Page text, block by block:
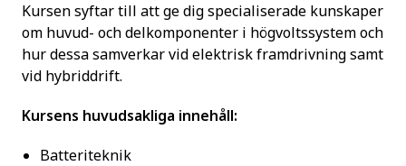
Kursen syftar till att ge dig specialiserade kunskaper
om huvud- och delkomponenter i högvoltssystem och
hur dessa samverkar vid elektrisk framdrivning samt
vid hybriddrift.
Kursens huvudsakliga innehåll:
Batteriteknik